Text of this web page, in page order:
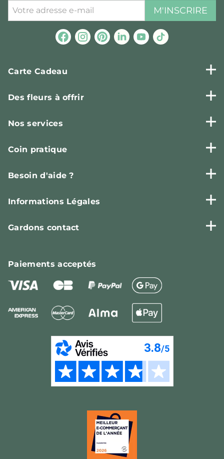
M'INSCRIRE
Carte Cadeau
Des fleurs à offrir
Nos services
Coin pratique
Besoin d'aide ?
Informations Légales
Gardons contact
Paiementsacceptés